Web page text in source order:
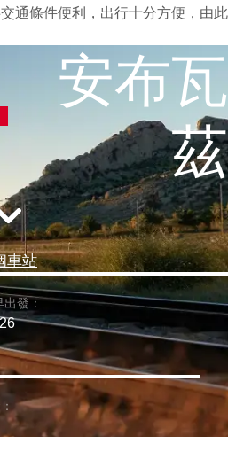
通條件便利，出行十分方便，由此
安布瓦
茲
車站
出發：